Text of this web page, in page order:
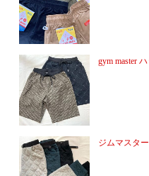
gym master
ジムマスタ